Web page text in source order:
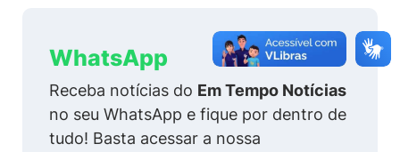
WhatsApp
Receba notícias do Em Tempo Notícias
no seu WhatsApp e fique por dentro de
tudo! Basta acessar a nossa